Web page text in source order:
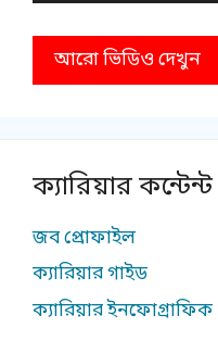
আরো ভিডিও দেখুন
ক্যারিয়ার কন্টেন্ট
জব প্রোফাইল
ক্যারিয়ার গাইড
ক্যারিয়ার ইনফোগ্রাফিক